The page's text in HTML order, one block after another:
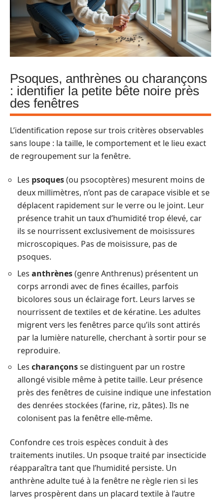
Psoques, anthrènes ou charançons
: identifier la petite bête noire près
des fenêtres
L’identification repose sur trois critères observables
sans loupe : la taille, le comportement et le lieu exact
de regroupement sur la fenêtre.
Les psoques(ou psocoptères) mesurent moins de
deux millimètres, n’ont pas de carapace visible et se
déplacent rapidement sur le verre ou le joint. Leur
présence trahit un taux d’humidité trop élevé, car
ils se nourrissent exclusivement de moisissures
microscopiques. Pas de moisissure, pas de
psoques.
Les anthrènes(genre Anthrenus) présentent un
corps arrondi avec de fines écailles, parfois
bicolores sous un éclairage fort. Leurs larves se
nourrissent de textiles et de kératine. Les adultes
migrent vers les fenêtres parce qu’ils sont attirés
par la lumière naturelle, cherchant à sortir pour se
reproduire.
Les charançonsse distinguent par un rostre
allongé visible même à petite taille. Leur présence
près des fenêtres de cuisine indique une infestation
des denrées stockées (farine, riz, pâtes). Ils ne
colonisent pas la fenêtre elle-même.
Confondre ces trois espèces conduit à des
traitements inutiles. Un psoque traité par insecticide
réapparaîtra tant que l’humidité persiste. Un
anthrène adulte tué à la fenêtre ne règle rien si les
larves prospèrent dans un placard textile à l’autre